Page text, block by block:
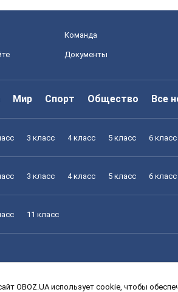
Команда
Документы
Мир Спорт Общество Все
3 класс 4 класс 5 класс 6 класс
3 класс 4 класс 5 класс 6 класс
11 класс
OBOZ.UA использует cookie, чтобы